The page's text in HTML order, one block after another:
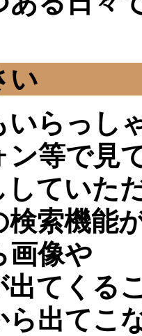
い
いらっし
ン等で見
していた
検索機能
画像や
出てくる
ら出てこ